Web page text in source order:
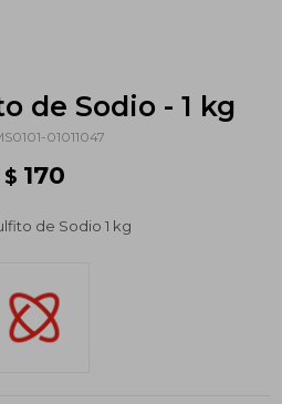
de Sodio - 1 kg
01011047
$ 170
de Sodio 1 kg